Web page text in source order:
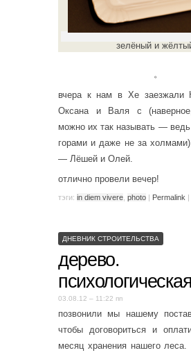
зелёный и
。
вчера к нам в Хе заезжали
Оксана и Валя с
можно их так называть —
горами и даже не за
— Лёшей и Олей.
отлично провели вечер!
тэги: in diem vivere photo | Permalink |
ДНЕВНИК СТРОИТЕЛЬСТВА
дерево.
03.08.12 – 11:22 пп
позвонили мы нашему
чтобы договориться и
месяц хранения нашего